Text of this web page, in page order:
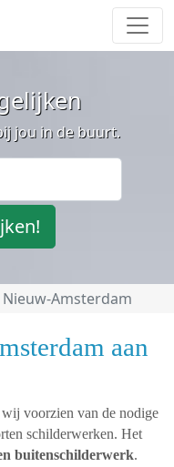
jou in de buurt.
Nieuw-Amsterdam
aan
voorzien van de nodige
schilderwerken. Het
buitenschilderwerk.